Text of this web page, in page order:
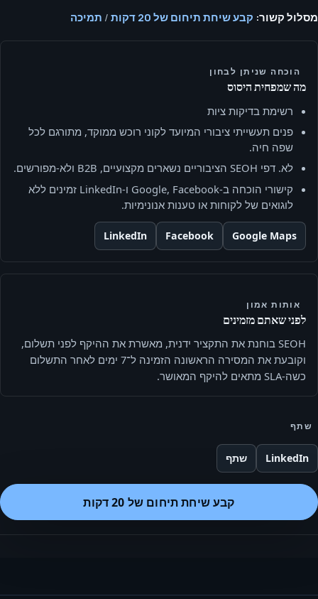
מסלול קשור: קבע שיחת תיחום של 20 דקות / תמיכה
הוכחה שניתן לבחון
מה שמפחית היסוס
רשימת בדיקות ציות
פנים תעשייתי ציבורי המיועד לקוני רוכש ממוקד, מתורגם לכל
שפה חיה.
לא. דפי SEOH הציבוריים נשארים מקצועיים, B2B ולא-מפורשים.
קישורי הוכחה ב‑Google, Facebook ו‑LinkedIn זמינים ללא
לוגואים של לקוחות או טענות אנונימיות.
Google Maps
Facebook
LinkedIn
אותות אמון
לפני שאתם מזמינים
SEOH בוחנת את התקציר ידנית, מאשרת את ההיקף לפני תשלום,
וקובעת את המסירה הראשונה הזמינה ל־7 ימים לאחר התשלום
כשה-SLA מתאים להיקף המאושר.
שתף
LinkedIn שתף
קבע שיחת תיחום של 20 דקות